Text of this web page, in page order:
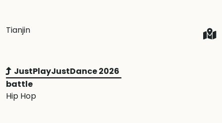
Tianjin
JustPlayJustDance 2026
battle
Hip Hop